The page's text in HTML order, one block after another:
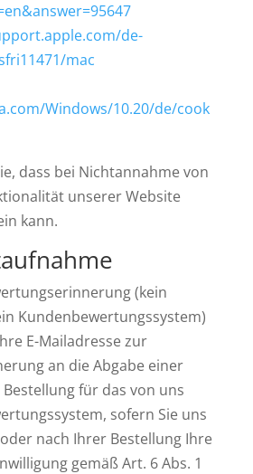
de-
mac
Windows/10.20/de/cook
dass bei Nichtannahme von
unserer Website
kann.
(kein
Kundenbewertungssystem)
E-Mailadresse zur
an die Abgabe einer
für das von uns
sofern Sie uns
nach Ihrer Bestellung Ihre
gemäß Art. 6 Abs. 1